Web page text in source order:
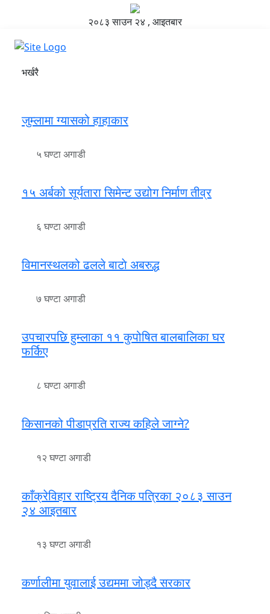
२०८३ साउन २४ , आइतबार
भर्खरै
जुम्लामा ग्यासको हाहाकार
५ घण्टा अगाडी
१५ अर्बको सूर्यतारा सिमेन्ट उद्योग निर्माण तीव्र
६ घण्टा अगाडी
विमानस्थलको ढलले बाटाे अबरुद्ध
७ घण्टा अगाडी
उपचारपछि हुम्लाका ११ कुपोषित बालबालिका घर
फर्किए
८ घण्टा अगाडी
किसानको पीडाप्रति राज्य कहिले जाग्ने?
१२ घण्टा अगाडी
काँक्रेविहार राष्ट्रिय दैनिक पत्रिका २०८३ साउन
२४ आइतबार
१३ घण्टा अगाडी
कर्णालीमा युवालाई उद्यममा जोड्दै सरकार